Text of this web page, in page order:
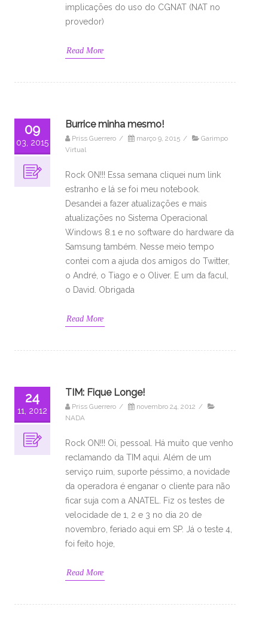
implicações do uso do CGNAT (NAT no
provedor)
Read More
09
03, 2015
Burrice minha mesmo!
Priss Guerrero / março 9, 2015 /
Garimpo
Virtual
Rock ON!!! Essa semana cliquei num link
estranho e lá se foi meu notebook.
Desandei a fazer atualizações e mais
atualizações no Sistema Operacional
Windows 8.1 e no software do hardware da
Samsung também. Nesse meio tempo
contei com a ajuda dos amigos do Twitter,
o André, o Tiago e o Oliver. E um da facul,
o David. Obrigada
Read More
24
11, 2012
TIM: Fique Longe!
Priss Guerrero / novembro 24, 2012 /
NADA
Rock ON!!! Oi, pessoal. Há muito que venho
reclamando da TIM aqui. Além de um
serviço ruim, suporte péssimo, a novidade
da operadora é enganar o cliente para não
ficar suja com a ANATEL. Fiz os testes de
velocidade de 1, 2 e 3 no dia 20 de
novembro, feriado aqui em SP. Já o teste 4,
foi feito hoje,
Read More